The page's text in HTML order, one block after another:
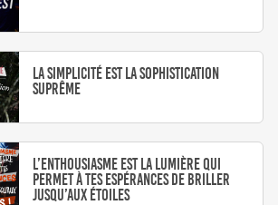
La simplicité est la sophistication
suprême
L’enthousiasme est la lumière qui
permet à tes espérances de briller
jusqu’aux étoiles